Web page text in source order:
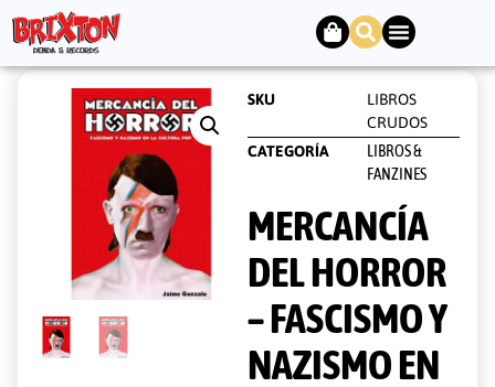
SKU
LIBROS
CRUDOS
CATEGORÍA
LIBROS &
FANZINES
MERCANCÍA
DEL HORROR
– FASCISMO Y
NAZISMO EN